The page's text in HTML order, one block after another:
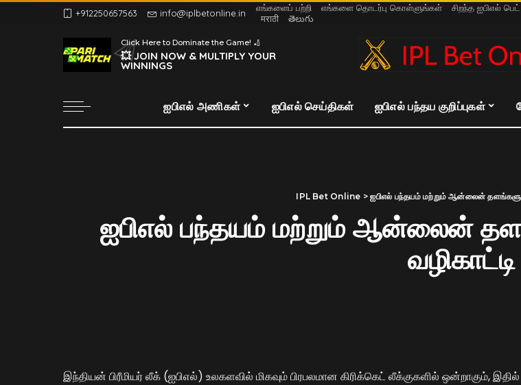
+912250657563 info@iplbetonline.in எங்களைப் பற்றி எங்களை தொடர்பு கொள்ளுங்கள் சிறந்த ஐபிஎல்
मराठी
తెలుగు
Click Here to Dominate the Game! 🏏
💥 JOIN NOW & MULTIPLY YOUR
WINNINGS
ஐபிஎல் அணிகள் ஐபிஎல் செய்திகள் ஐபிஎல் பந்தய குறிப்புகள்
IPL Bet Online >ஐபிஎல் பந்தயம் மற்றும் ஆன்லைன்
ஐபிஎல் பந்தயம் மற்றும் ஆன்லைன்
வழிகாட்டி
இந்தியன் பிரீமியர் லீக் (ஐபிஎல்) உலகளவில் மிகவும் பிரபலமான கிரிக்கெட் லீக்குகளில் ஒன்றாகும்,